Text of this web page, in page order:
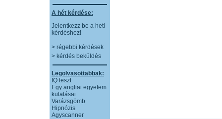
A hét kérdése:
Jelentkezz be a heti
kérdéshez!
> régebbi kérdések
> kérdés beküldés
Legolvasottabbak:
IQ teszt
Egy angliai egyetem
kutatásai
Varázsgömb
Hipnózis
Agyscanner